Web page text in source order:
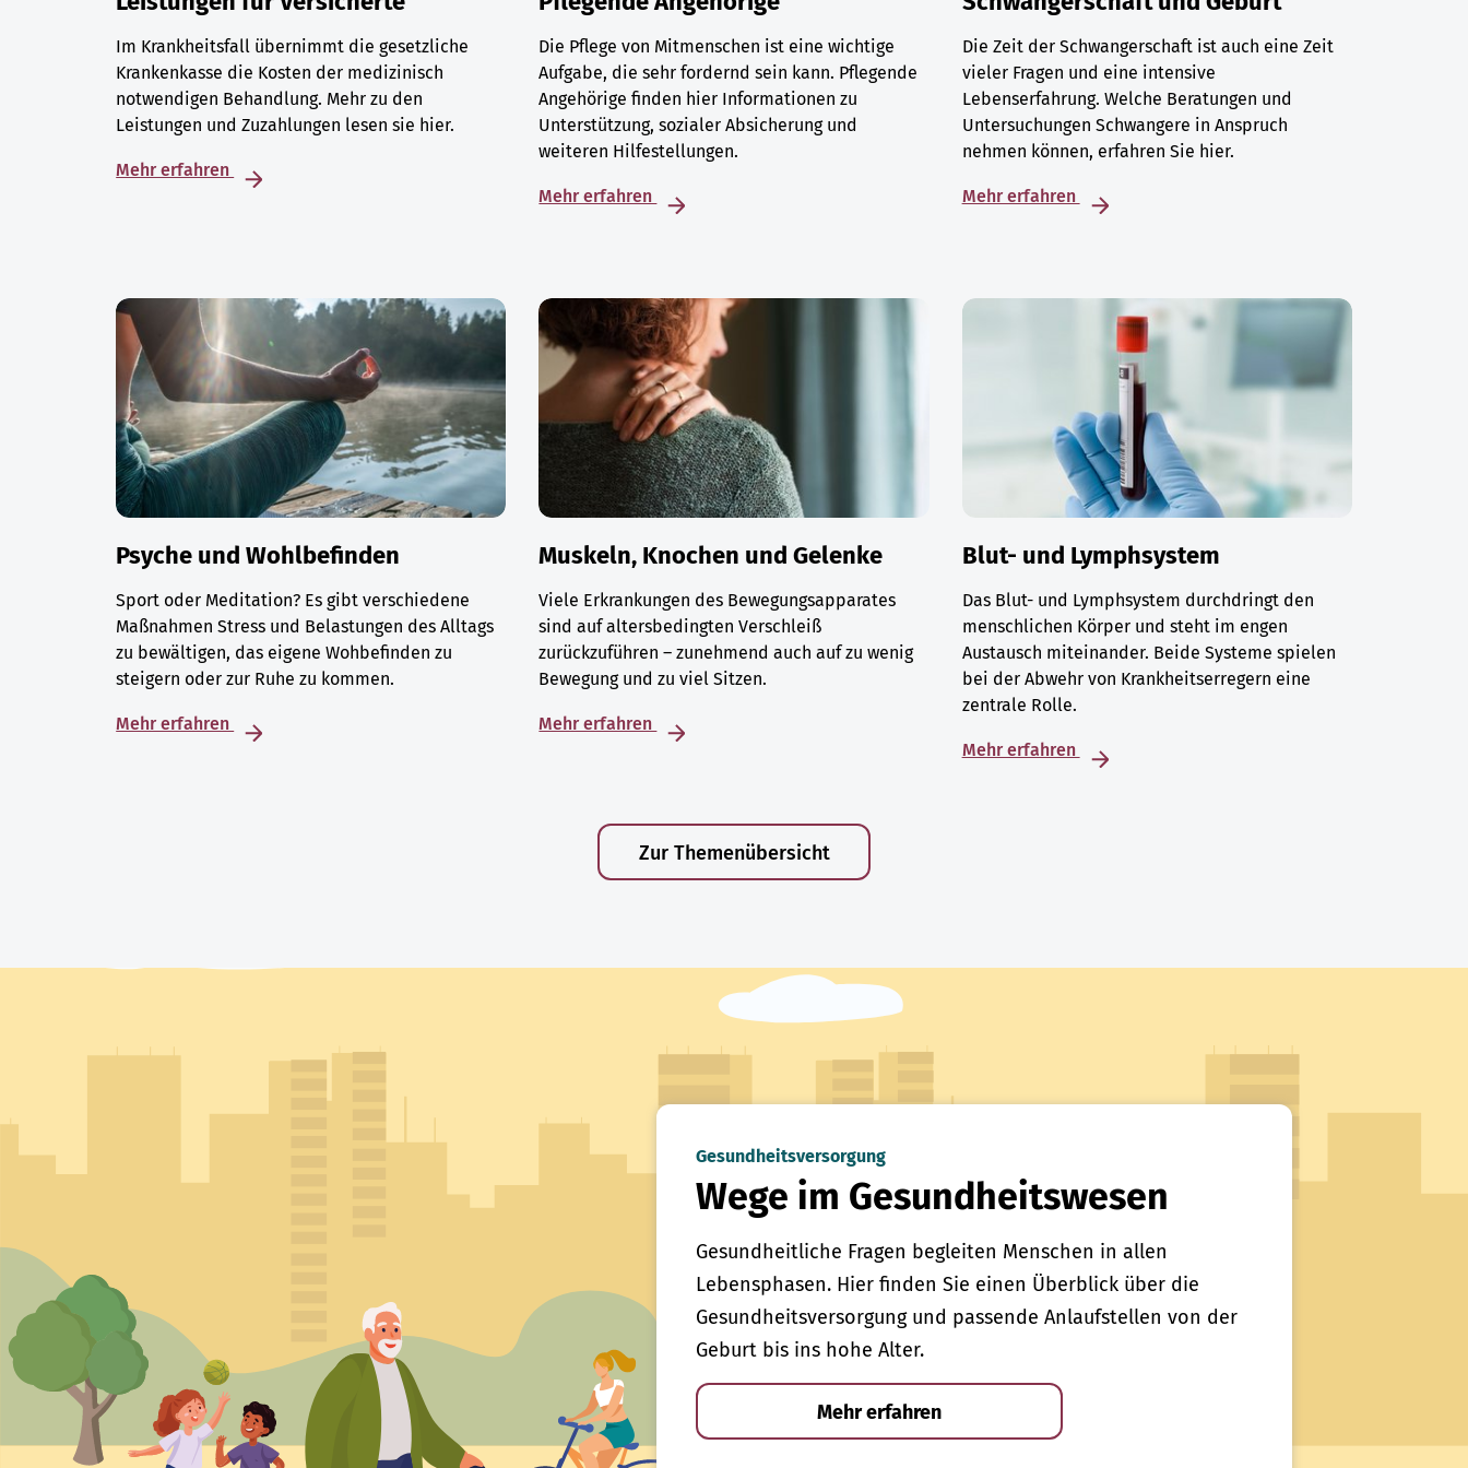
Im Krankheitsfall übernimmt die gesetzliche
Krankenkasse die Kosten der medizinisch
notwendigen Behandlung. Mehr zu den
Leistungen und Zuzahlungen lesen sie hier.
Mehr erfahren
Die Pflege von Mitmenschen ist eine wichtige
Aufgabe, die sehr fordernd sein kann. Pflegende
Angehörige finden hier Informationen zu
Unterstützung, sozialer Absicherung und
weiteren Hilfestellungen.
Mehr erfahren
Die Zeit der Schwangerschaft ist auch eine Zeit
vieler Fragen und eine intensive
Lebenserfahrung. Welche Beratungen und
Untersuchungen Schwangere in Anspruch
nehmen können, erfahren Sie hier.
Mehr erfahren
Psyche und Wohlbefinden
Sport oder Meditation? Es gibt verschiedene
Maßnahmen Stress und Belastungen des Alltags
zu bewältigen, das eigene Wohbefinden zu
steigern oder zur Ruhe zu kommen.
Mehr erfahren
Muskeln, Knochen und Gelenke
Viele Erkrankungen des Bewegungsapparates
sind auf altersbedingten Verschleiß
zurückzuführen – zunehmend auch auf zu wenig
Bewegung und zu viel Sitzen.
Mehr erfahren
Blut- und Lymphsystem
Das Blut- und Lymphsystem durchdringt den
menschlichen Körper und steht im engen
Austausch miteinander. Beide Systeme spielen
bei der Abwehr von Krankheitserregern eine
zentrale Rolle.
Mehr erfahren
Zur Themenübersicht
Gesundheitsversorgung
Wege im Gesundheitswesen
Gesundheitliche Fragen begleiten Menschen in allen
Lebensphasen. Hier finden Sie einen Überblick über die
Gesundheitsversorgung und passende Anlaufstellen von der
Geburt bis ins hohe Alter.
Mehr erfahren